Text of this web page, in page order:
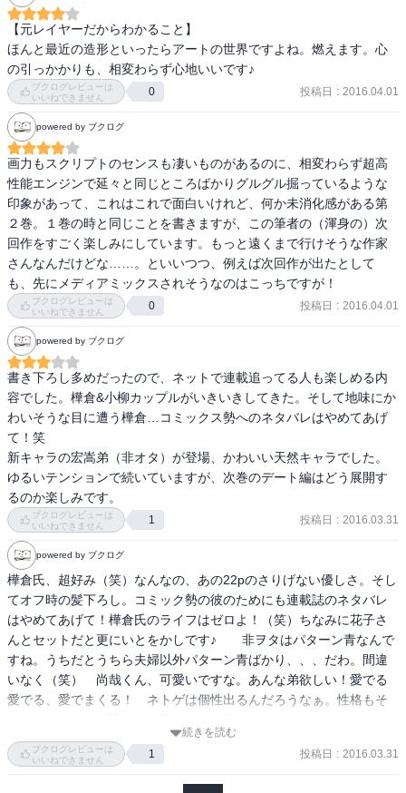
【元レイヤーだからわかること】
ほんと最近の造形といったらアートの世界ですよね。燃えます。心
の引っかかりも、相変わらず心地いいです♪
ブクログレビューは
いいねできません
0 投稿日 : 2016.04.01
powered by ブクログ
画力もスクリプトのセンスも凄いものがあるのに、相変わらず超高
性能エンジンで延々と同じところばかりグルグル掘っているような
印象があって、これはこれで面白いけれど、何か未消化感がある第
２巻。１巻の時と同じことを書きますが、この筆者の（渾身の）次
回作をすごく楽しみにしています。もっと遠くまで行けそうな作家
さんなんだけどな……。といいつつ、例えば次回作が出たとして
も、先にメディアミックスされそうなのはこっちですが！
ブクログレビューは
いいねできません
0 投稿日 : 2016.04.01
powered by ブクログ
書き下ろし多めだったので、ネットで連載追ってる人も楽しめる内
容でした。樺倉&小柳カップルがいきいきしてきた。そして地味にか
わいそうな目に遭う樺倉…コミックス勢へのネタバレはやめてあげ
て！笑
新キャラの宏嵩弟（非オタ）が登場、かわいい天然キャラでした。
ゆるいテンションで続いていますが、次巻のデート編はどう展開す
るのか楽しみです。
ブクログレビューは
いいねできません
1 投稿日 : 2016.03.31
powered by ブクログ
樺倉氏、超好み（笑）なんなの、あの22pのさりげない優しさ。そし
てオフ時の髪下ろし。コミック勢の彼のためにも連載誌のネタバレ
はやめてあげて！樺倉氏のライフはゼロよ！（笑）ちなみに花子さ
んとセットだと更にいとをかしです♪　　非ヲタはパターン青なんで
すね。うちだとうちら夫婦以外パターン青ばかり、、、だわ。間違
いなく（笑）　尚哉くん、可愛いですな。あんな弟欲しい！愛でる
愛でる、愛でまくる！　ネトゲは個性出るんだろうなぁ。性格もそ
続きを読む
ブクログレビューは
いいねできません
1 投稿日 : 2016.03.31